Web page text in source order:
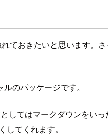
ておきたいと思います。
のパッケージです。
てはマークダウンをい
てくれます。